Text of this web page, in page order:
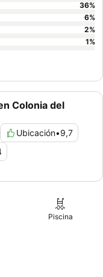
Colonia del
Ubicación•9,7
36%
6%
2%
1%
Piscina